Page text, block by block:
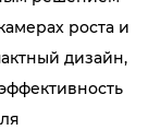
роста и
дизайн,